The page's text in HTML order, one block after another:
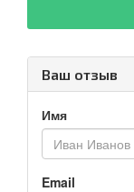
Ваш отзыв
Имя
Email